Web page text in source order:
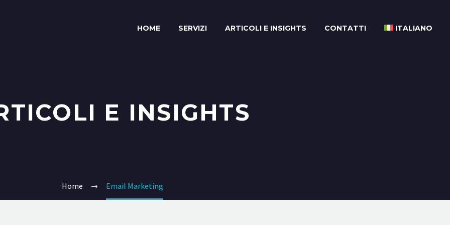
HOME SERVIZI ARTICOLI E INSIGHTS CONTATTI ITALIANO
E INSIGHTS
Home Email Marketing